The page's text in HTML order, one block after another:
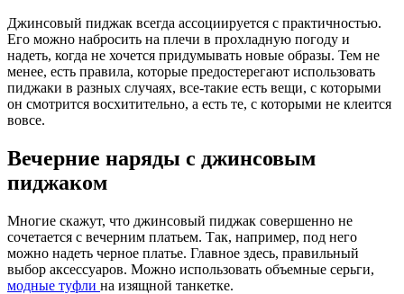
Джинсовый пиджак всегда ассоциируется с практичностью.
Его можно набросить на плечи в прохладную погоду и
надеть, когда не хочется придумывать новые образы. Тем не
менее, есть правила, которые предостерегают использовать
пиджаки в разных случаях, все-такие есть вещи, с которыми
он смотрится восхитительно, а есть те, с которыми не клеится
вовсе.
Вечерние наряды с джинсовым
пиджаком
Многие скажут, что джинсовый пиджак совершенно не
сочетается с вечерним платьем. Так, например, под него
можно надеть черное платье. Главное здесь, правильный
выбор аксессуаров. Можно использовать объемные серьги,
модные туфли на изящной танкетке.